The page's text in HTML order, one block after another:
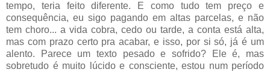
tempo, teria feito diferente. E como tudo tem preço e
consequência, eu sigo pagando em altas parcelas, e não
tem choro... a vida cobra, cedo ou tarde, a conta está alta,
mas com prazo certo pra acabar, e isso, por si só, já é um
alento. Parece um texto pesado e sofrido? Ele é, mas
sobretudo é muito lúcido e consciente, estou num período